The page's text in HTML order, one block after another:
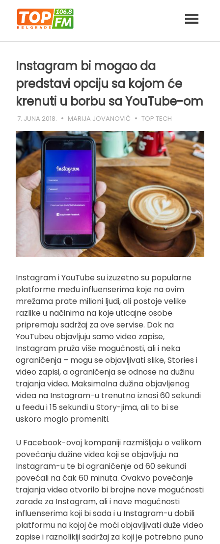
content
Instagram bi mogao da
predstavi opciju sa kojom će
krenuti u borbu sa YouTube-om
7. JUNA 2018. MARIJA JOVANOVIĆ TOP TECH
Instagram i YouTube su izuzetno su popularne
platforme među influenserima koje na ovim
mrežama prate milioni ljudi, ali postoje velike
razlike u načinima na koje uticajne osobe
pripremaju sadržaj za ove servise. Dok na
YouTubeu objavljuju samo video zapise,
Instagram pruža više mogućnosti, ali i neka
ograničenja – mogu se objavljivati slike, Stories i
video zapisi, a ograničenja se odnose na dužinu
trajanja videa. Maksimalna dužina objavljenog
videa na Instagram-u trenutno iznosi 60 sekundi
u feedu i 15 sekundi u Story-jima, ali to bi se
uskoro moglo promeniti.
U Facebook-ovoj kompaniji razmišljaju o velikom
povećanju dužine videa koji se objavljuju na
Instagram-u te bi ograničenje od 60 sekundi
povećali na čak 60 minuta. Ovakvo povećanje
trajanja videa otvorilo bi brojne nove mogućnosti
zarade za Instagram, ali i nove mogućnosti
influenserima koji bi sada i u Instagram-u dobili
platformu na kojoj će moći objavljivati duže video
zapise i raznolikiji sadržaj za koji je potrebno puno